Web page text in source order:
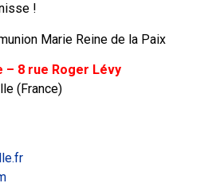
!
Marie Reine de la Paix
– 8 rue Roger Lévy
(France)